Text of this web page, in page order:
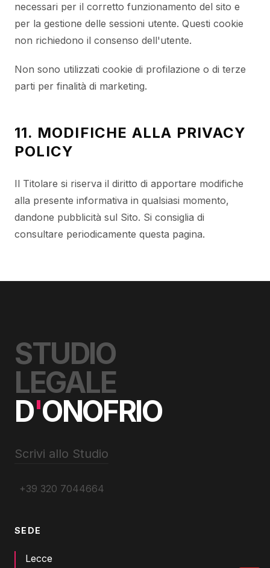
necessari per il corretto funzionamento del sito e
per la gestione delle sessioni utente. Questi cookie
non richiedono il consenso dell'utente.
Non sono utilizzati cookie di profilazione o di terze
parti per finalità di marketing.
11. MODIFICHE ALLA PRIVACY
POLICY
Il Titolare si riserva il diritto di apportare modifiche
alla presente informativa in qualsiasi momento,
dandone pubblicità sul Sito. Si consiglia di
consultare periodicamente questa pagina.
STUDIO
LEGALE
D'ONOFRIO
Scrivi allo Studio
+39 320 7044664
SEDE
Lecce